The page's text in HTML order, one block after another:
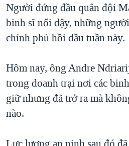
GIÁO DỤC
CHI PHÍ CHIẾN TRANH
CÁC GIÁ TRỊ CỘNG HÒA Ở VIỆT
TRỊNH VĨNH BÌNH VS. CHÍNH
NGƯ DÂN VIỆT VÀ LÀN SÓNG
BÊN KIA QUỐC LỘ: TIẾNG
Người đứng đầu quân đội
binh sĩ nổi dậy, những
chính phủ hồi đầu tuần này.
Hôm nay, ông Andre
trong doanh trại nơi các
giữ nhưng đã trở ra mà
nào.